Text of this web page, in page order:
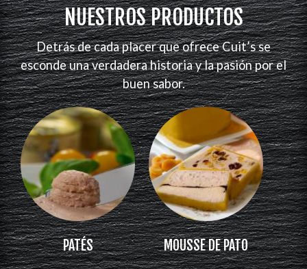
NUESTROS PRODUCTOS
Detrás de cada placer que ofrece Cuit’s se
esconde una verdadera historia y la pasión por el
buen sabor.
PATÉS MOUSSE DE PATO